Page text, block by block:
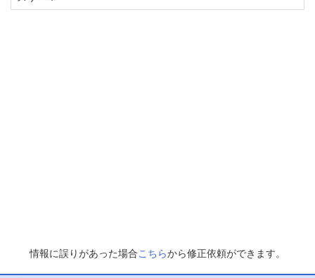
情報に誤りがあった場合こちらから修正依頼ができます。